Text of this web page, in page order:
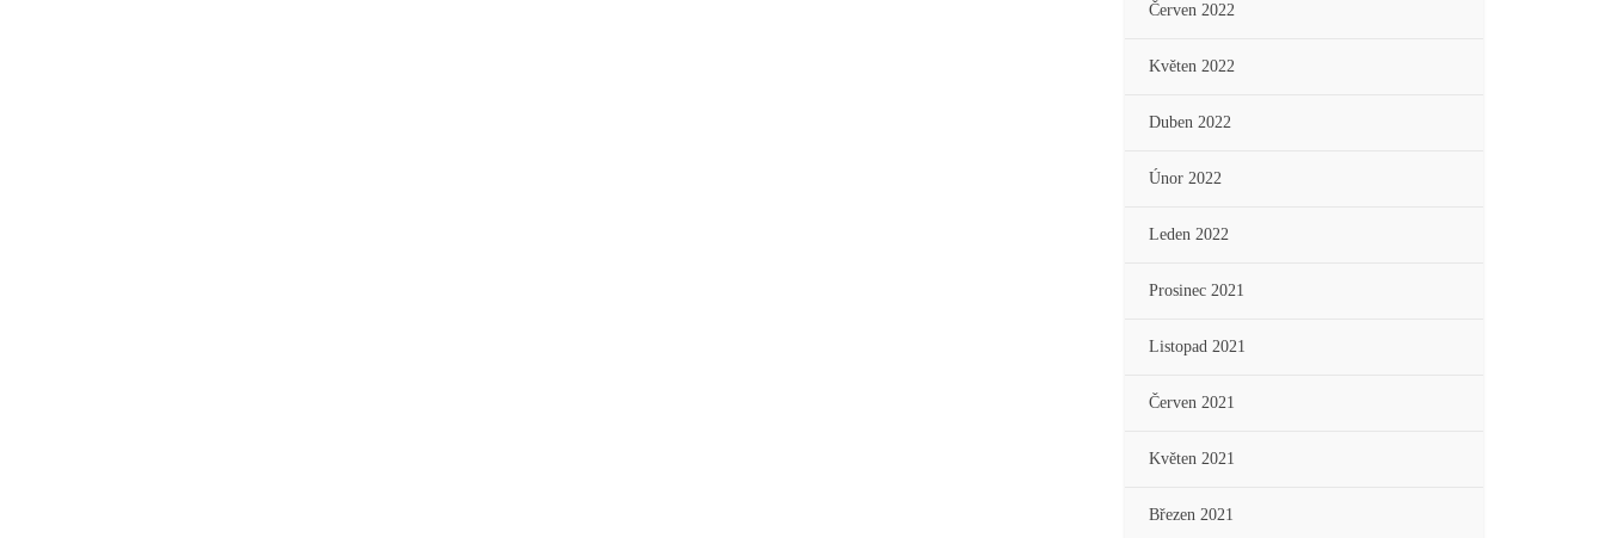
Červen 2022
Květen 2022
Duben 2022
Únor 2022
Leden 2022
Prosinec 2021
Listopad 2021
Červen 2021
Květen 2021
Březen 2021